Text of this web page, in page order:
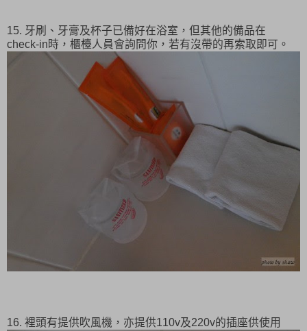
15. 牙刷、牙膏及杯子已備好在浴室，但其他的備品在
check-in時，櫃檯人員會詢問你，若有沒帶的再索取即可。
16. 裡頭有提供吹風機，亦提供110v及220v的插座供使用